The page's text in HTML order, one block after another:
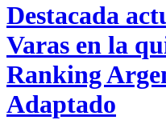
Destacada
Varas en la
Ranking
Adaptado